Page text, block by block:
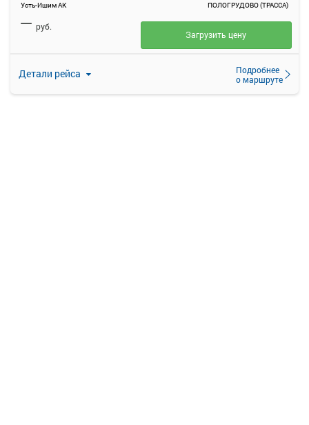
Усть-Ишим АК ПОЛОГРУДОВО (ТРАССА)
Детали рейса
Подробнее
о маршруте
— руб.
Загрузить цену